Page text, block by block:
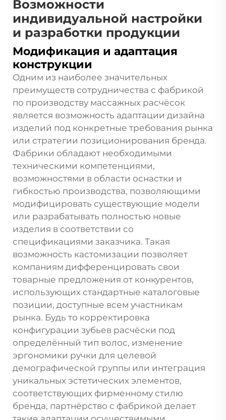
Возможности
индивидуальной настройки
и разработки продукции
Модификация и адаптация
конструкции
Одним из наиболее значительных
преимуществ сотрудничества с фабрикой
по производству массажных расчёсок
является возможность адаптации дизайна
изделий под конкретные требования рынка
или стратегии позиционирования бренда.
Фабрики обладают необходимыми
техническими компетенциями,
возможностями в области оснастки и
гибкостью производства, позволяющими
модифицировать существующие модели
или разрабатывать полностью новые
изделия в соответствии со
спецификациями заказчика. Такая
возможность кастомизации позволяет
компаниям дифференцировать свои
товарные предложения от конкурентов,
использующих стандартные каталоговые
позиции, доступные всем участникам
рынка. Будь то корректировка
конфигурации зубьев расчёски под
определённый тип волос, изменение
эргономики ручки для целевой
демографической группы или интеграция
уникальных эстетических элементов,
соответствующих фирменному стилю
бренда, партнёрство с фабрикой делает